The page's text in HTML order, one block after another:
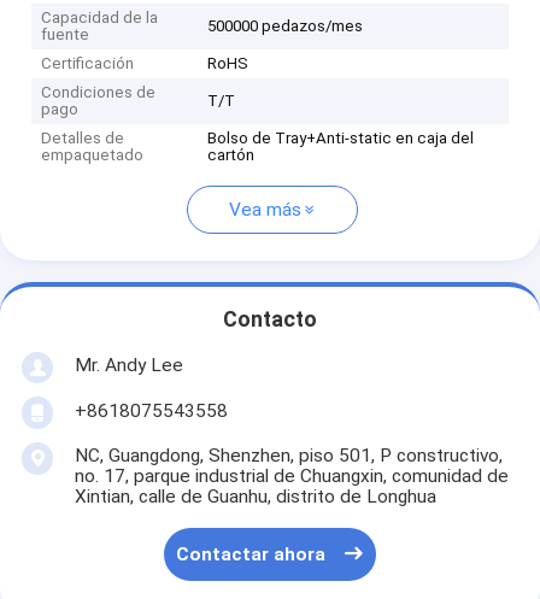
Capacidad de la
fuente
500000 pedazos/mes
Certificación
RoHS
Condiciones de
pago
T/T
Detalles de
empaquetado
Bolso de Tray+Anti-static en caja del
cartón
Vea más
Contacto
Mr. Andy Lee
+8618075543558
NC, Guangdong, Shenzhen, piso 501, P constructivo,
no. 17, parque industrial de Chuangxin, comunidad de
Xintian, calle de Guanhu, distrito de Longhua
Contactar ahora